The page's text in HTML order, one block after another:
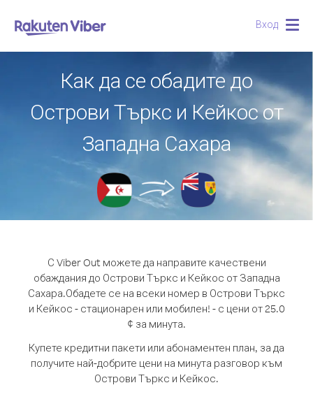
Вход
Как да се обадите до
Острови Търкс и Кейкос от
Западна Сахара
С Viber Out можете да направите качествени
обаждания до Острови Търкс и Кейкос от Западна
Сахара.Обадете се на всеки номер в Острови Търкс
и Кейкос - стационарен или мобилен! - с цени от 25.0
¢ за минута.
Купете кредитни пакети или абонаментен план, за да
получите най-добрите цени на минута разговор към
Острови Търкс и Кейкос.